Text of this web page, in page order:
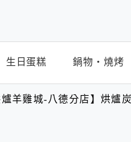
生日蛋糕 鍋物‧燒烤
羊雞城-八德分店】烘爐